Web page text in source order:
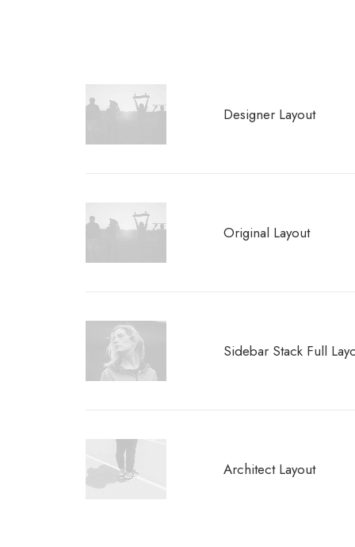
Designer Layout
Original Layout
Sidebar Stack Full
Architect Layout